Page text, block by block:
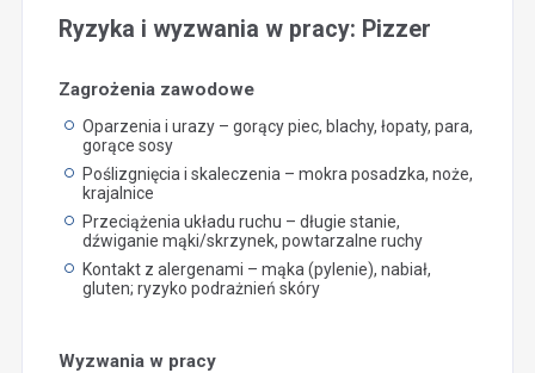
Ryzyka i wyzwania w pracy: Pizzer
Zagrożenia zawodowe
Oparzenia i urazy – gorący piec, blachy, łopaty, para,
gorące sosy
Poślizgnięcia i skaleczenia – mokra posadzka, noże,
krajalnice
Przeciążenia układu ruchu – długie stanie,
dźwiganie mąki/skrzynek, powtarzalne ruchy
Kontakt z alergenami – mąka (pylenie), nabiał,
gluten; ryzyko podrażnień skóry
Wyzwania w pracy